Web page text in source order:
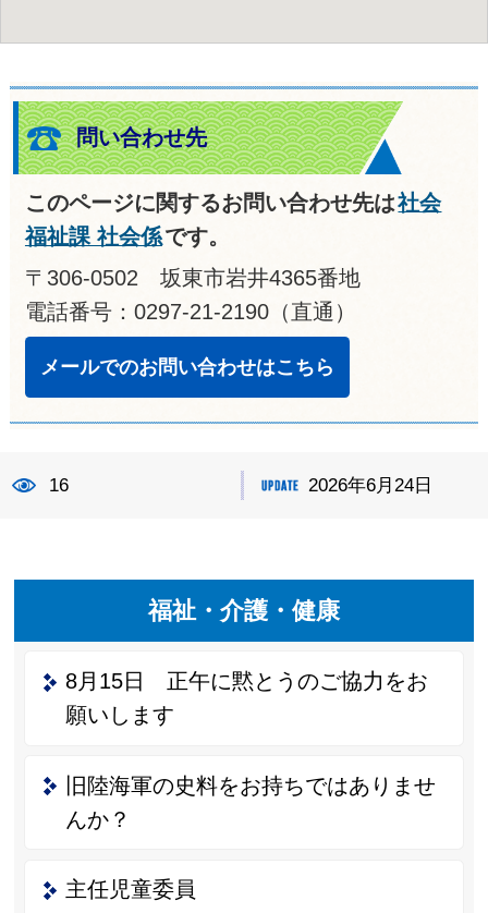
ルート案内
問い合わせ先
このページに関するお問い合わせ先は社会
福祉課 社会係です。
〒306-0502 坂東市岩井4365番地
電話番号：0297-21-2190（直通）
メールでのお問い合わせはこちら
16 2026年6月24日
福祉・介護・健康
8月15日 正午に黙とうのご協力をお
願いします
旧陸海軍の史料をお持ちではありませ
んか？
主任児童委員